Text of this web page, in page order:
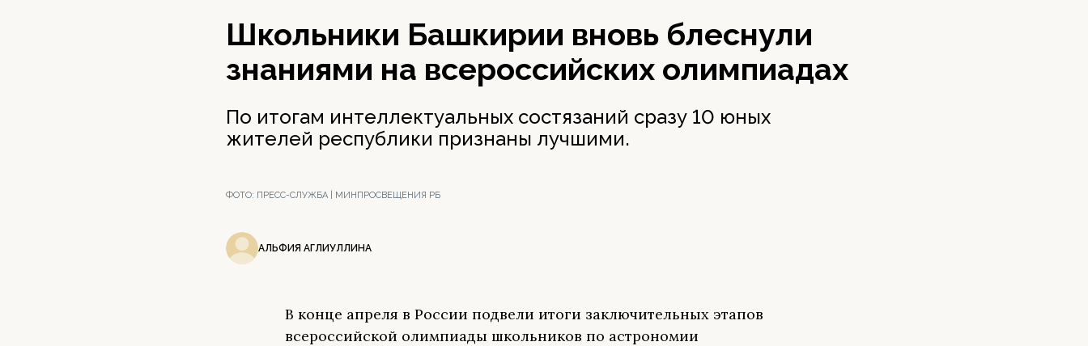
Школьники Башкирии вновь блеснули
знаниями на всероссийских олимпиадах
По итогам интеллектуальных состязаний сразу 10 юных
жителей республики признаны лучшими.
ФОТО: ПРЕСС-СЛУЖБА | МИНПРОСВЕЩЕНИЯ РБ
АЛЬФИЯ АГЛИУЛЛИНА
В конце апреля в России подвели итоги заключительных этапов
всероссийской олимпиады школьников по астрономии